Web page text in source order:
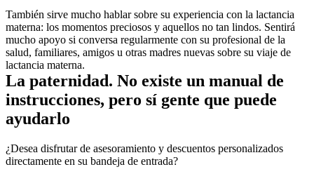
También sirve mucho hablar sobre su experiencia con la lactancia
materna: los momentos preciosos y aquellos no tan lindos. Sentirá
mucho apoyo si conversa regularmente con su profesional de la
salud, familiares, amigos u otras madres nuevas sobre su viaje de
lactancia materna.
La paternidad. No existe un manual de
instrucciones, pero sí gente que puede
ayudarlo
¿Desea disfrutar de asesoramiento y descuentos personalizados
directamente en su bandeja de entrada?